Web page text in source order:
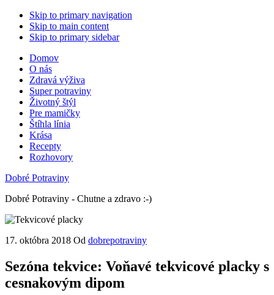
Skip to primary navigation
Skip to main content
Skip to primary sidebar
Domov
O nás
Zdravá výživa
Super potraviny
Životný štýl
Pre mamičky
Štíhla línia
Krása
Recepty
Rozhovory
Dobré Potraviny
Dobré Potraviny - Chutne a zdravo :-)
17. októbra 2018 Od dobrepotraviny
Sezóna tekvice: Voňavé tekvicové placky s
cesnakovým dipom